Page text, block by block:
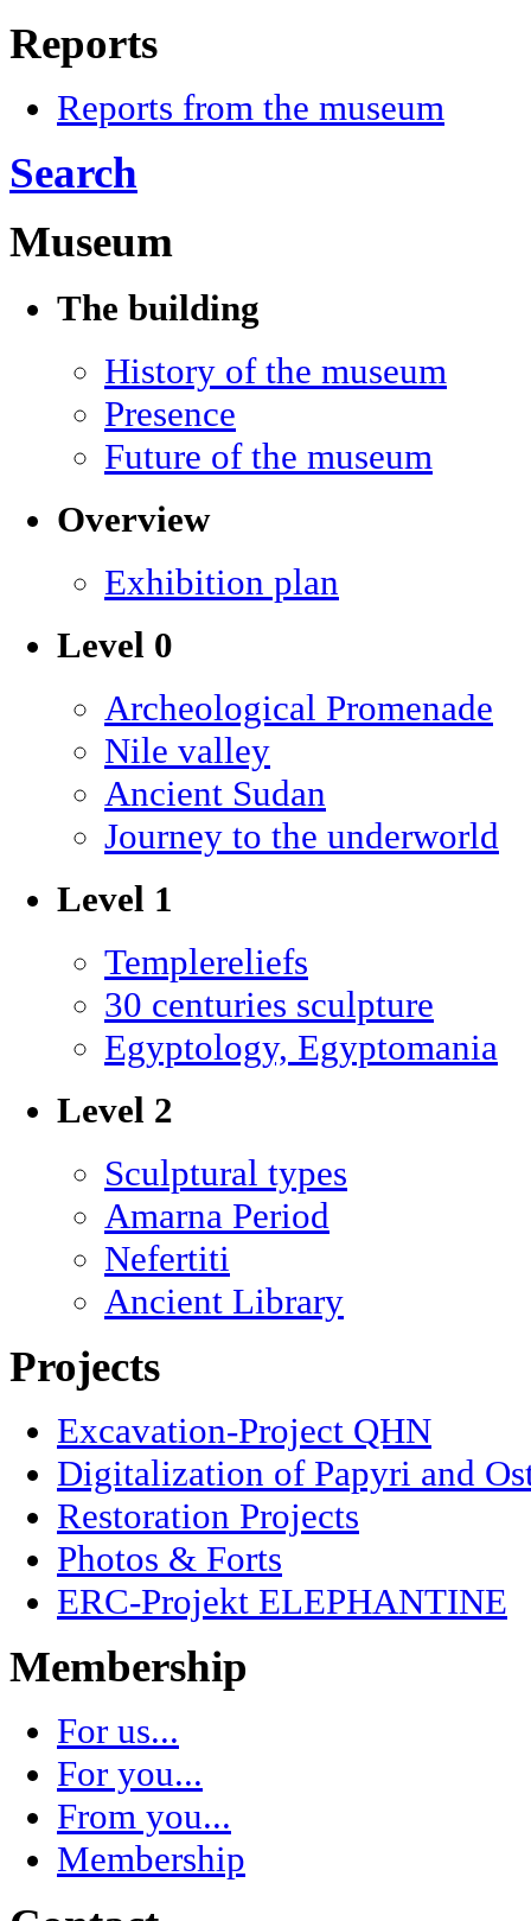
Reports
Reports from the museum
Search
Museum
The building
History of the museum
Presence
Future of the museum
Overview
Exhibition plan
Level 0
Archeological Promenade
Nile valley
Ancient Sudan
Journey to the underworld
Level 1
Templereliefs
30 centuries sculpture
Egyptology, Egyptomania
Level 2
Sculptural types
Amarna Period
Nefertiti
Ancient Library
Projects
Excavation-Project QHN
Digitalization of Papyri and
Restoration Projects
Photos & Forts
ERC-Projekt ELEPHANTINE
Membership
For us...
For you...
From you...
Membership